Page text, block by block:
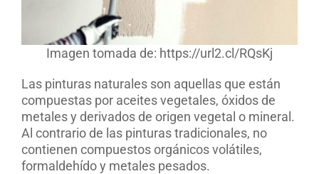
Imagen tomada de: https://url2.cl/RQsKj
Las pinturas naturales son aquellas que están
compuestas por aceites vegetales, óxidos de
metales y derivados de origen vegetal o mineral.
Al contrario de las pinturas tradicionales, no
contienen compuestos orgánicos volátiles,
formaldehído y metales pesados.